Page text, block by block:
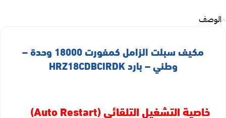
الوصف
مكيف سبلت الزامل كمفورت 18000 وحدة –
وطني – بارد HRZ18CDBCIRDK
خاصية التشغيل التلقائي (Auto Restart)